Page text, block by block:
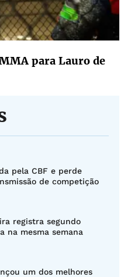
para Lauro de
pela CBF e perde
de competição
registra segundo
na mesma semana
um dos melhores